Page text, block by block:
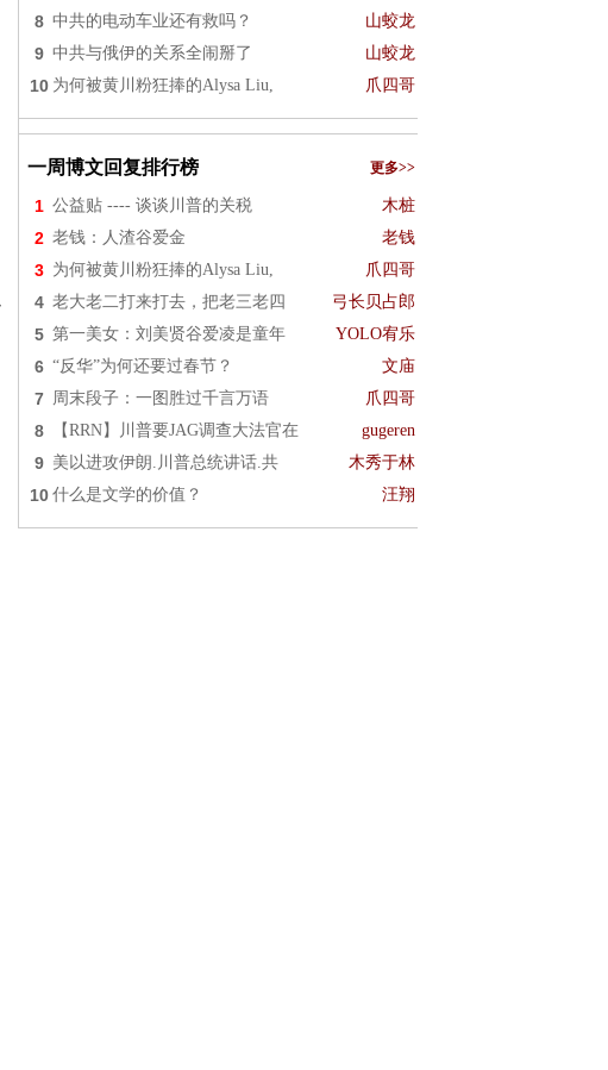
8 中共的电动车业还有救吗？ 山蛟龙
9 中共与俄伊的关系全闹掰了 山蛟龙
10 为何被黄川粉狂捧的Alysa Liu, 爪四哥
一周博文回复排行榜 更多>>
1 公益贴 ---- 谈谈川普的关税 木桩
2 老钱：人渣谷爱金 老钱
3 为何被黄川粉狂捧的Alysa Liu, 爪四哥
4 老大老二打来打去，把老三老四 弓长贝占郎
5 第一美女：刘美贤谷爱凌是童年 YOLO宥乐
6 “反华”为何还要过春节？ 文庙
7 周末段子：一图胜过千言万语 爪四哥
8 【RRN】川普要JAG调查大法官在 gugeren
9 美以进攻伊朗.川普总统讲话.共 木秀于林
10 什么是文学的价值？ 汪翔